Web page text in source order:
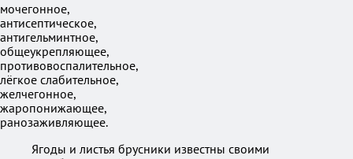
мочегонное,
антисептическое,
антигельминтное,
общеукрепляющее,
противовоспалительное,
лёгкое слабительное,
желчегонное,
жаропонижающее,
ранозаживляющее.
Ягоды и листья брусники известны своими